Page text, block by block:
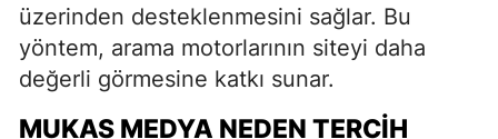
üzerinden desteklenmesini sağlar. Bu
yöntem, arama motorlarının siteyi daha
değerli görmesine katkı sunar.
MUKAS MEDYA NEDEN TERCIH